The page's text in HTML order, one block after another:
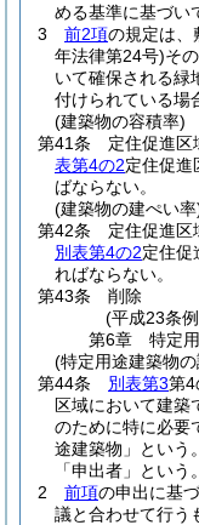
める基準に基づい
3
前2項の規定は、
年法律第24号)そ
いて確保される緑
付けられている場
(建築物の容積率)
第41条
定住促進区
表第4の2定住促進
ばならない。
(建築物の建ぺい率
第42条
定住促進区
別表第4の2定住促
ればならない。
第43条
削除
(平成23条
第6章
特定
(特定用途建築物
第44条
別表第3第4
区域において建築
のために特に必要
途建築物」という
「申出者」という
2
前項の申出に基
議と合わせて行う